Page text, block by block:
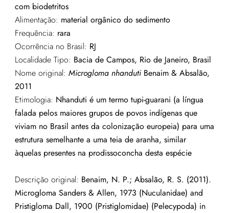
com biodetritos
Alimentação: material orgânico do sedimento
Frequência: rara
Ocorrência no Brasil: RJ
Localidade Tipo: Bacia de Campos, Rio de Janeiro, Brasil
Nome original: Microgloma nhandutiBenaim & Absalão,
2011
Etimologia: Nhanduti é um termo tupi-guarani (a língua
falada pelos maiores grupos de povos indígenas que
viviam no Brasil antes da colonização europeia) para uma
estrutura semelhante a uma teia de aranha, similar
àquelas presentes na prodissoconcha desta espécie
Descrição original: Benaim, N. P.; Absalão, R. S. (2011).
Microgloma Sanders & Allen, 1973 (Nuculanidae) and
Pristigloma Dall, 1900 (Pristiglomidae) (Pelecypoda) in